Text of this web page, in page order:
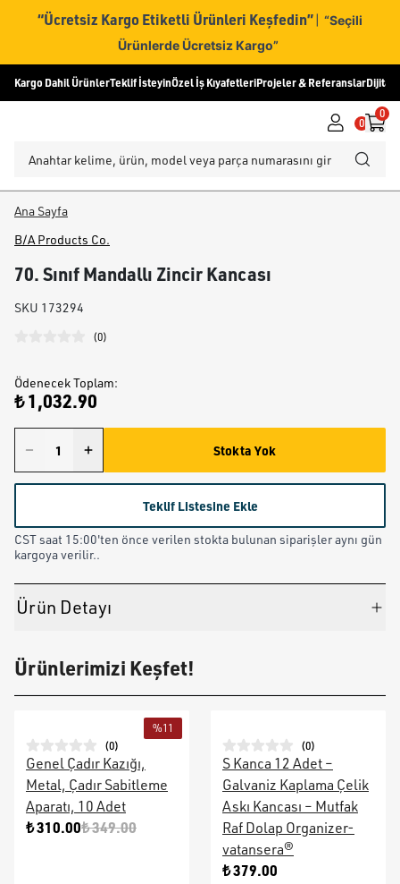
“Ücretsiz Kargo Etiketli Ürünleri Keşfedin” | “Seçili
Ürünlerde Ücretsiz Kargo”
Kargo Dahil ÜrünlerTeklif İsteyinÖzel İş KıyafetleriProjeler & ReferanslarDijital
0
0
Ana Sayfa
B/A Products Co.
70. Sınıf Mandallı Zincir Kancası
SKU 173294
(0)
Ödenecek Toplam:
₺ 1,032.90
Stokta Yok
Teklif Listesine Ekle
CST saat 15:00'ten önce verilen stokta bulunan siparişler aynı gün
kargoya verilir..
Ürün Detayı
Ürünlerimizi Keşfet!
%11
(0)
Genel Çadır Kazığı,
Metal, Çadır Sabitleme
Aparatı, 10 Adet
₺ 310.00₺ 349.00
(0)
S Kanca 12 Adet –
Galvaniz Kaplama Çelik
Askı Kancası – Mutfak
Raf Dolap Organizer-
vatansera®
₺ 379.00